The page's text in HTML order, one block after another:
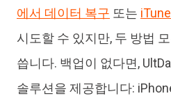
에서 데이터 복구 또는
시도할 수 있지만, 두 방법
씁니다. 백업이 없다면,
솔루션을 제공합니다: